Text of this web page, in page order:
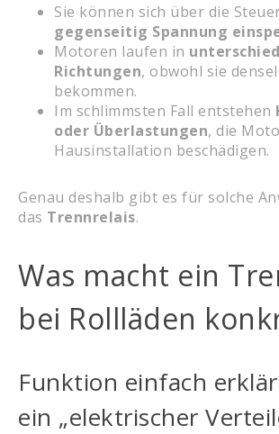
Sie können sich über die
gegenseitig Spannung
Motoren laufen in
Richtungen, obwohl sie
bekommen.
Im schlimmsten Fall entstehen
oder Überlastungen, die
Hausinstallation beschädigen.
Genau deshalb gibt es für solche
das Trennrelais.
Was macht ein
bei Rollläden
Funktion einfach
ein „elektrischer